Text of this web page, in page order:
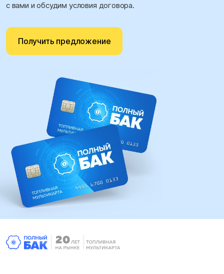
с вами и обсудим условия договора.
Получить предложение